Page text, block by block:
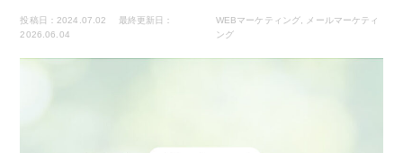
投稿日：2024.07.02
最終更新日：
2026.06.04
WEBマーケティング, メールマーケティ
ング